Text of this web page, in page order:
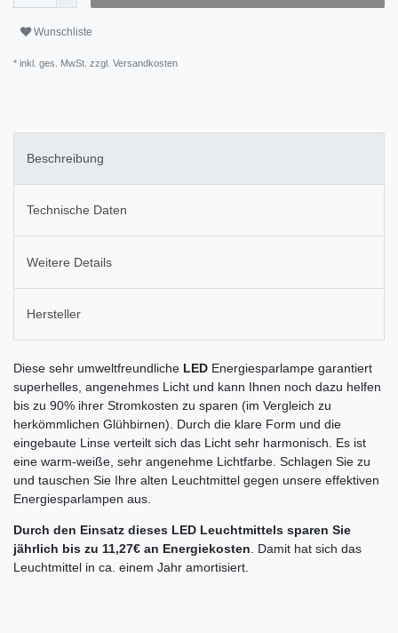
Wunschliste
* inkl. ges. MwSt. zzgl. Versandkosten
Beschreibung
Technische Daten
Weitere Details
Hersteller
Diese sehr umweltfreundliche LED Energiesparlampe garantiert
superhelles, angenehmes Licht und kann Ihnen noch dazu helfen
bis zu 90% ihrer Stromkosten zu sparen (im Vergleich zu
herkömmlichen Glühbirnen). Durch die klare Form und die
eingebaute Linse verteilt sich das Licht sehr harmonisch. Es ist
eine warm-weiße, sehr angenehme Lichtfarbe. Schlagen Sie zu
und tauschen Sie Ihre alten Leuchtmittel gegen unsere effektiven
Energiesparlampen aus.
Durch den Einsatz dieses LED Leuchtmittels sparen Sie
jährlich bis zu 11,27€ an Energiekosten . Damit hat sich das
Leuchtmittel in ca. einem Jahr amortisiert.